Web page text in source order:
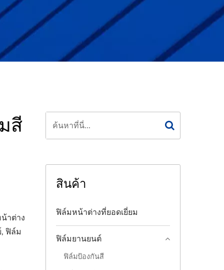
สี
าต่าง
ฟิล์ม
สินค้า
ฟิล์มหน้าต่างที่ยอดเยี่ยม
ฟิล์มยานยนต์
ฟิล์มป้องกันสี